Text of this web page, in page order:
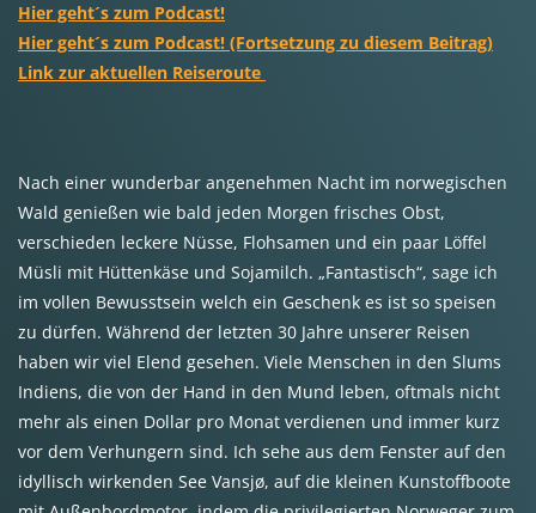
Hier geht´s zum Podcast!
Hier geht´s zum Podcast! (Fortsetzung zu diesem Beitrag)
Link zur aktuellen Reiseroute
Nach einer wunderbar angenehmen Nacht im norwegischen
Wald genießen wie bald jeden Morgen frisches Obst,
verschieden leckere Nüsse, Flohsamen und ein paar Löffel
Müsli mit Hüttenkäse und Sojamilch. „Fantastisch“, sage ich
im vollen Bewusstsein welch ein Geschenk es ist so speisen
zu dürfen. Während der letzten 30 Jahre unserer Reisen
haben wir viel Elend gesehen. Viele Menschen in den Slums
Indiens, die von der Hand in den Mund leben, oftmals nicht
mehr als einen Dollar pro Monat verdienen und immer kurz
vor dem Verhungern sind. Ich sehe aus dem Fenster auf den
idyllisch wirkenden See Vansjø, auf die kleinen Kunstoffboote